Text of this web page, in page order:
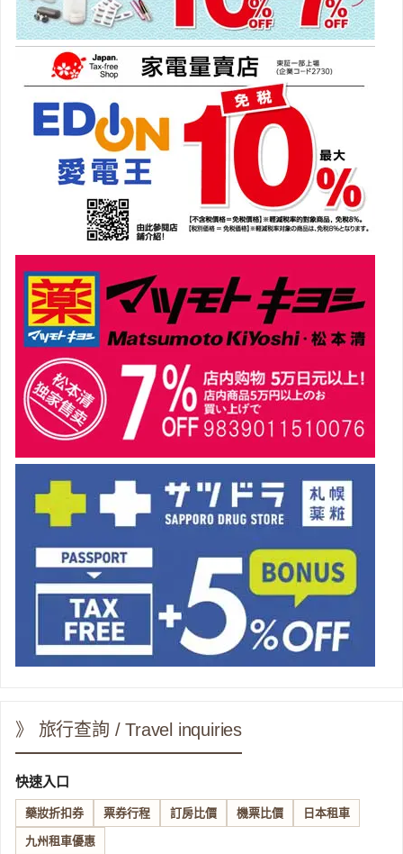
》 旅行查詢 / Travel inquiries
快速入口
藥妝折扣券 票券行程 訂房比價 機票比價 日本租車
九州租車優惠